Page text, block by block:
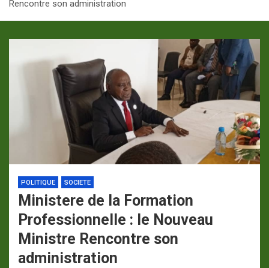
Rencontre son administration
POLITIQUE SOCIETE
Ministere de la Formation
Professionnelle : le Nouveau
Ministre Rencontre son
administration
p